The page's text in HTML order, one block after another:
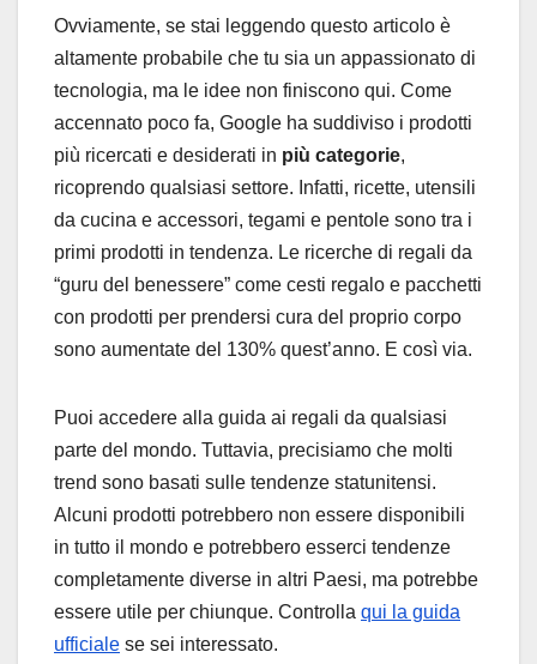
Ovviamente, se stai leggendo questo articolo è
altamente probabile che tu sia un appassionato di
tecnologia, ma le idee non finiscono qui. Come
accennato poco fa, Google ha suddiviso i prodotti
più ricercati e desiderati in più categorie,
ricoprendo qualsiasi settore. Infatti, ricette, utensili
da cucina e accessori, tegami e pentole sono tra i
primi prodotti in tendenza. Le ricerche di regali da
“guru del benessere” come cesti regalo e pacchetti
con prodotti per prendersi cura del proprio corpo
sono aumentate del 130% quest’anno. E così via.
Puoi accedere alla guida ai regali da qualsiasi
parte del mondo. Tuttavia, precisiamo che molti
trend sono basati sulle tendenze statunitensi.
Alcuni prodotti potrebbero non essere disponibili
in tutto il mondo e potrebbero esserci tendenze
completamente diverse in altri Paesi, ma potrebbe
essere utile per chiunque. Controlla qui la guida
ufficiale se sei interessato.